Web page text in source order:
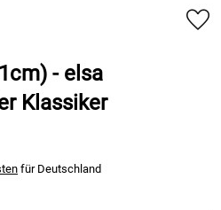
- elsa
Klassiker
für Deutschland